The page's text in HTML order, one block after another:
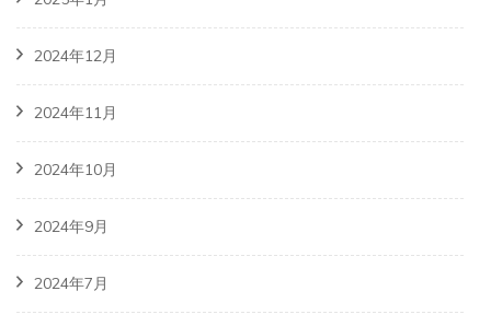
2024年12月
2024年11月
2024年10月
2024年9月
2024年7月